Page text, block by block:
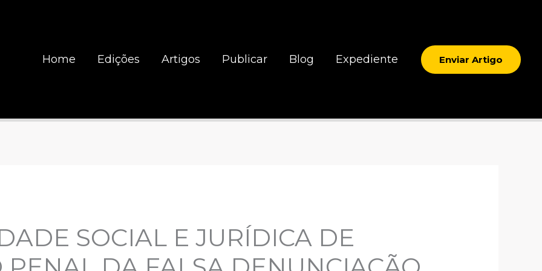
Home Edições Artigos Publicar Blog Expediente Enviar Artigo
SOCIAL E JURÍDICA DE